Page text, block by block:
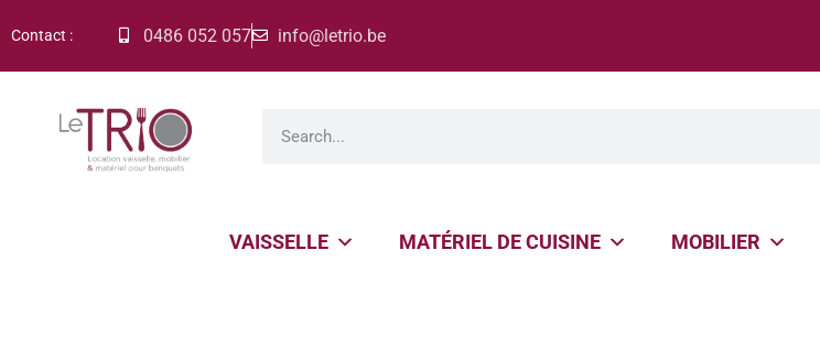
Contact : 0486 052 057 info@letrio.be
VAISSELLE MATÉRIEL DE CUISINE MOBILIER